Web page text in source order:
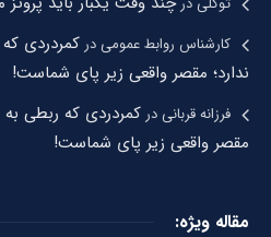
کارشناس روابط عمومیدر کمردردی
ندارد؛ مقصر واقعی زیر پای شماست!
فرزانه قربانیدر کمردردی که ربطی
مقصر واقعی زیر پای شماست!
مقاله ویژه: